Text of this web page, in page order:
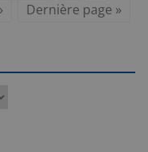
Dernière page »